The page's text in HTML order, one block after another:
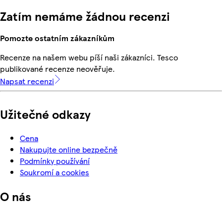
Zatím nemáme žádnou recenzi
Pomozte ostatním zákazníkům
Recenze na našem webu píší naši zákazníci. Tesco
publikované recenze neověřuje.
Napsat recenzi
Užitečné odkazy
Cena
Nakupujte online bezpečně
Podmínky používání
Soukromí a cookies
O nás